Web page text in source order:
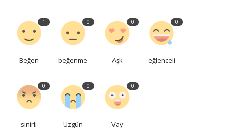
1
Beğen
0
beğenme
0
Aşk
0
eğlenceli
0
sinirli
0
Üzgün
0
Vay